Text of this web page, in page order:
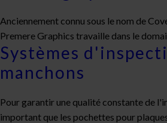
Anciennement connu sous le nom de
Premere Graphics travaille dans le
Systèmes
manchons
Pour garantir une qualité constante de
important que les pochettes pour